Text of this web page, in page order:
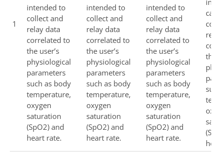
1
intended to
collect and
relay data
correlated to
the user’s
physiological
parameters
such as body
temperature,
oxygen
saturation
(SpO2) and
heart rate.
intended to
collect and
relay data
correlated to
the user’s
physiological
parameters
such as body
temperature,
oxygen
saturation
(SpO2) and
heart rate.
intended to
collect and
relay data
correlated to
the user’s
physiological
parameters
such as body
temperature,
oxygen
saturation
(SpO2) and
heart rate.
the